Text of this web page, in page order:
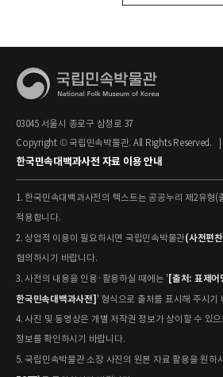
03045 서울시 종로구 삼청로 37
Copyright © 국립민속박물관. All Rights Reserved.
한국민속대백과사전 자료 이용 안내
1. 한국민속대백과사전의 텍스트는 공공누리 제2유형(
적용합니다.
2. 상업적 이용이 필요하시면 국립민속박물관(사전편
협의하시기 바랍니다.
3. 사전의 내용을 인용·활용하실 때에는 ' [출처: 표제어
한국민속대백과사전] ' 형식으로 출처를 표시해 주시기
4. 사진 및 동영상은 개별 저작권 정보가 상이할 수 있
정보를 확인하시기 바랍니다.
5. 국립민속박물관 소장 사진의 원본 자료 활용을 원하